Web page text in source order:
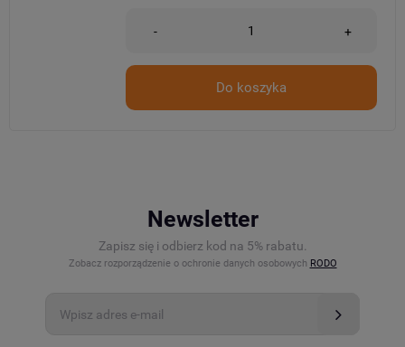
- +
Do koszyka
Newsletter
Zapisz się i odbierz kod na 5% rabatu.
Zobacz rozporządzenie o ochronie danych osobowych RODO